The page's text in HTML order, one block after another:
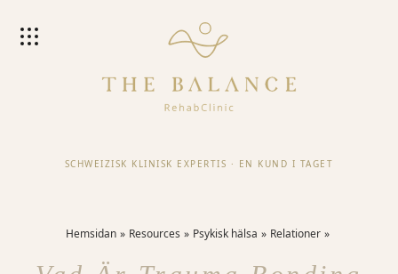
SCHWEIZISK KLINISK EXPERTIS · EN KUND I TAGET
Hemsidan Resources Psykisk hälsa Relationer